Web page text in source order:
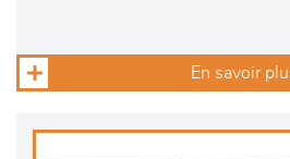
En savoir